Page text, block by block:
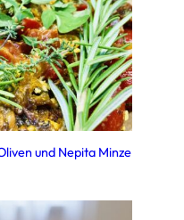
und Nepita Minze